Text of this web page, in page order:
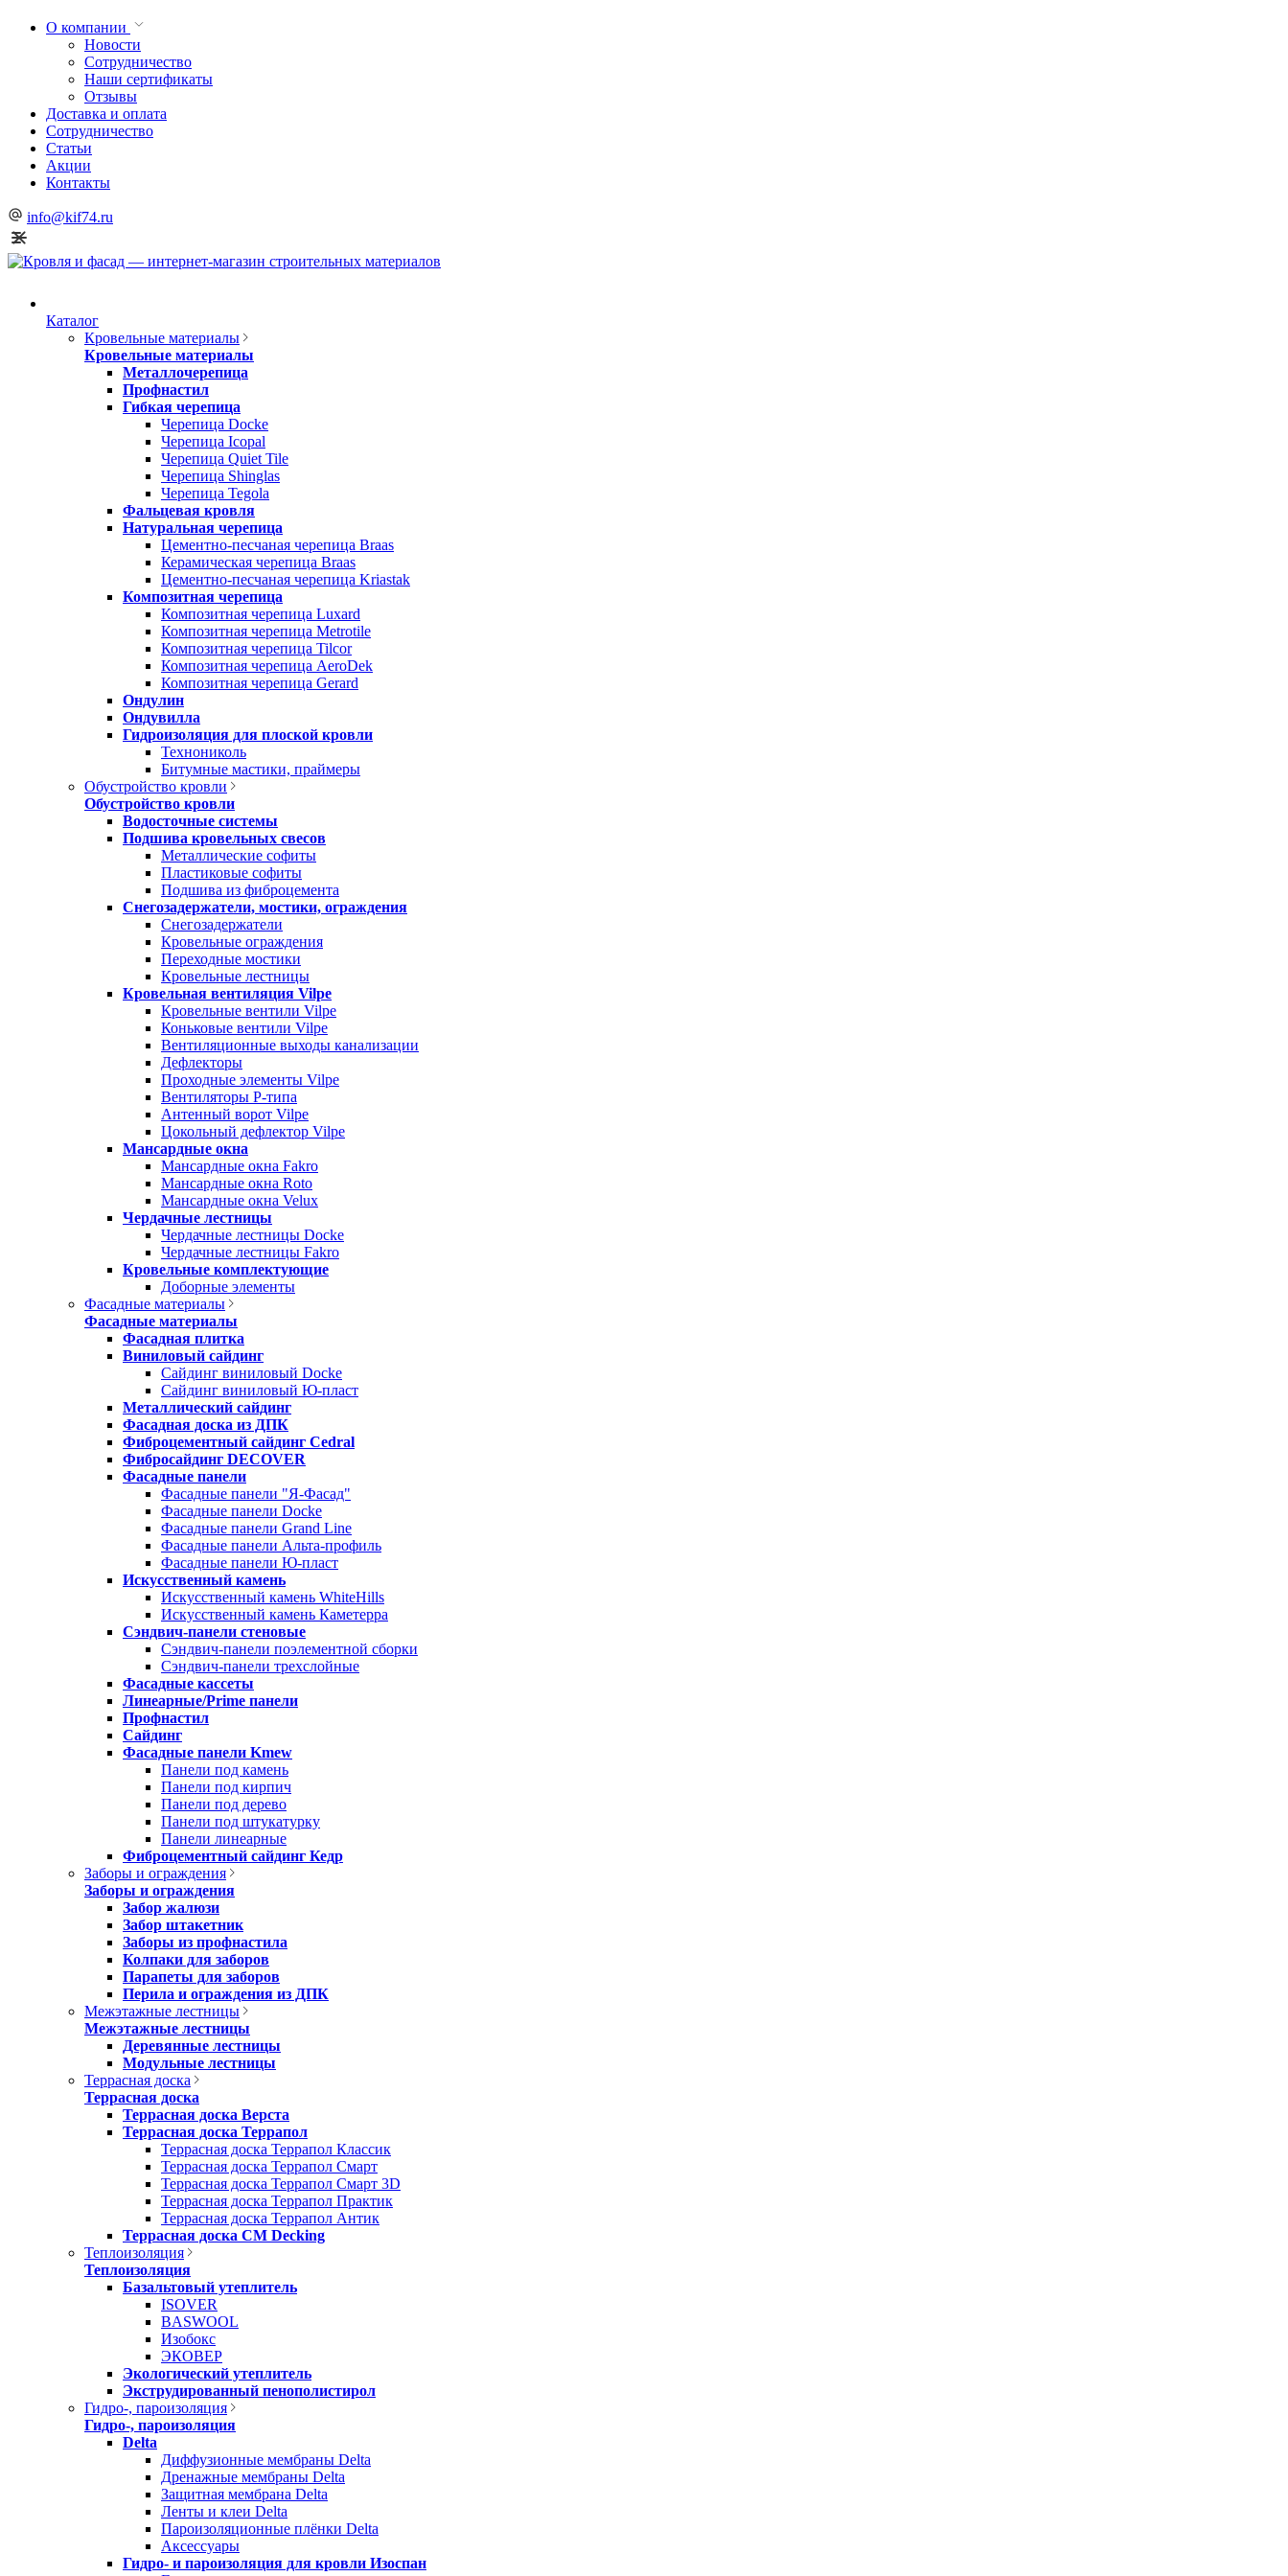
О компании
Новости
Сотрудничество
Наши сертификаты
Отзывы
Доставка и оплата
Сотрудничество
Статьи
Акции
Контакты
info@kif74.ru
Каталог
Кровельные материалы
Кровельные материалы
Металлочерепица
Профнастил
Гибкая черепица
Черепица Docke
Черепица Icopal
Черепица Quiet Tile
Черепица Shinglas
Черепица Tegola
Фальцевая кровля
Натуральная черепица
Цементно-песчаная черепица Braas
Керамическая черепица Braas
Цементно-песчаная черепица Kriastak
Композитная черепица
Композитная черепица Luxard
Композитная черепица Metrotile
Композитная черепица Tilcor
Композитная черепица AeroDek
Композитная черепица Gerard
Ондулин
Ондувилла
Гидроизоляция для плоской кровли
Технониколь
Битумные мастики, праймеры
Обустройство кровли
Обустройство кровли
Водосточные системы
Подшива кровельных свесов
Металлические софиты
Пластиковые софиты
Подшива из фиброцемента
Снегозадержатели, мостики, ограждения
Снегозадержатели
Кровельные ограждения
Переходные мостики
Кровельные лестницы
Кровельная вентиляция Vilpe
Кровельные вентили Vilpe
Коньковые вентили Vilpe
Вентиляционные выходы канализации
Дефлекторы
Проходные элементы Vilpe
Вентиляторы P-типа
Антенный ворот Vilpe
Цокольный дефлектор Vilpe
Мансардные окна
Мансардные окна Fakro
Мансардные окна Roto
Мансардные окна Velux
Чердачные лестницы
Чердачные лестницы Docke
Чердачные лестницы Fakro
Кровельные комплектующие
Доборные элементы
Фасадные материалы
Фасадные материалы
Фасадная плитка
Виниловый сайдинг
Сайдинг виниловый Docke
Сайдинг виниловый Ю-пласт
Металлический сайдинг
Фасадная доска из ДПК
Фиброцементный сайдинг Cedral
Фибросайдинг DECOVER
Фасадные панели
Фасадные панели "Я-Фасад"
Фасадные панели Docke
Фасадные панели Grand Line
Фасадные панели Альта-профиль
Фасадные панели Ю-пласт
Искусственный камень
Искусственный камень WhiteHills
Искусственный камень Каметерра
Сэндвич-панели стеновые
Сэндвич-панели поэлементной сборки
Сэндвич-панели трехслойные
Фасадные кассеты
Линеарные/Prime панели
Профнастил
Сайдинг
Фасадные панели Kmew
Панели под камень
Панели под кирпич
Панели под дерево
Панели под штукатурку
Панели линеарные
Фиброцементный сайдинг Кедр
Заборы и ограждения
Заборы и ограждения
Забор жалюзи
Забор штакетник
Заборы из профнастила
Колпаки для заборов
Парапеты для заборов
Перила и ограждения из ДПК
Межэтажные лестницы
Межэтажные лестницы
Деревянные лестницы
Модульные лестницы
Террасная доска
Террасная доска
Террасная доска Верста
Террасная доска Террапол
Террасная доска Террапол Классик
Террасная доска Террапол Смарт
Террасная доска Террапол Смарт 3D
Террасная доска Террапол Практик
Террасная доска Террапол Антик
Террасная доска CM Decking
Теплоизоляция
Теплоизоляция
Базальтовый утеплитель
ISOVER
BASWOOL
Изобокс
ЭКОВЕР
Экологический утеплитель
Экструдированный пенополистирол
Гидро-, пароизоляция
Гидро-, пароизоляция
Delta
Диффузионные мембраны Delta
Дренажные мембраны Delta
Защитная мембрана Delta
Ленты и клеи Delta
Пароизоляционные плёнки Delta
Аксессуары
Гидро- и пароизоляция для кровли Изоспан